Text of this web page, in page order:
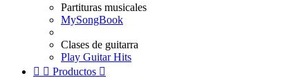
Partituras musicales
MySongBook
Clases de guitarra
Play Guitar Hits
  Productos 